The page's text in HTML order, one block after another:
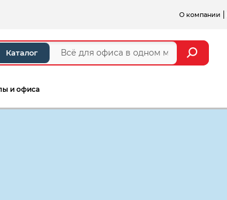
О компании
Каталог
и офиса